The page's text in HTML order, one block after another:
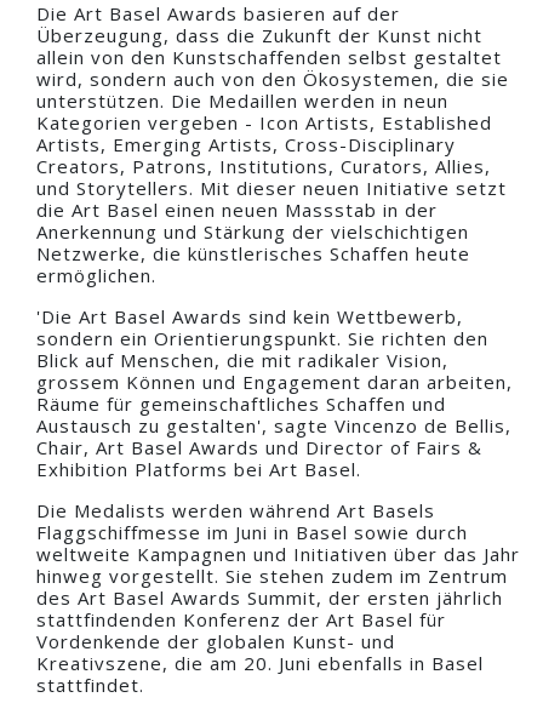
Die Art Basel Awards basieren auf der
Überzeugung, dass die Zukunft der Kunst nicht
allein von den Kunstschaffenden selbst gestaltet
wird, sondern auch von den Ökosystemen, die sie
unterstützen. Die Medaillen werden in neun
Kategorien vergeben - Icon Artists, Established
Artists, Emerging Artists, Cross-Disciplinary
Creators, Patrons, Institutions, Curators, Allies,
und Storytellers. Mit dieser neuen Initiative setzt
die Art Basel einen neuen Massstab in der
Anerkennung und Stärkung der vielschichtigen
Netzwerke, die künstlerisches Schaffen heute
ermöglichen.
'Die Art Basel Awards sind kein Wettbewerb,
sondern ein Orientierungspunkt. Sie richten den
Blick auf Menschen, die mit radikaler Vision,
grossem Können und Engagement daran arbeiten,
Räume für gemeinschaftliches Schaffen und
Austausch zu gestalten', sagte Vincenzo de Bellis,
Chair, Art Basel Awards und Director of Fairs &
Exhibition Platforms bei Art Basel.
Die Medalists werden während Art Basels
Flaggschiffmesse im Juni in Basel sowie durch
weltweite Kampagnen und Initiativen über das Jahr
hinweg vorgestellt. Sie stehen zudem im Zentrum
des Art Basel Awards Summit, der ersten jährlich
stattfindenden Konferenz der Art Basel für
Vordenkende der globalen Kunst- und
Kreativszene, die am 20. Juni ebenfalls in Basel
stattfindet.